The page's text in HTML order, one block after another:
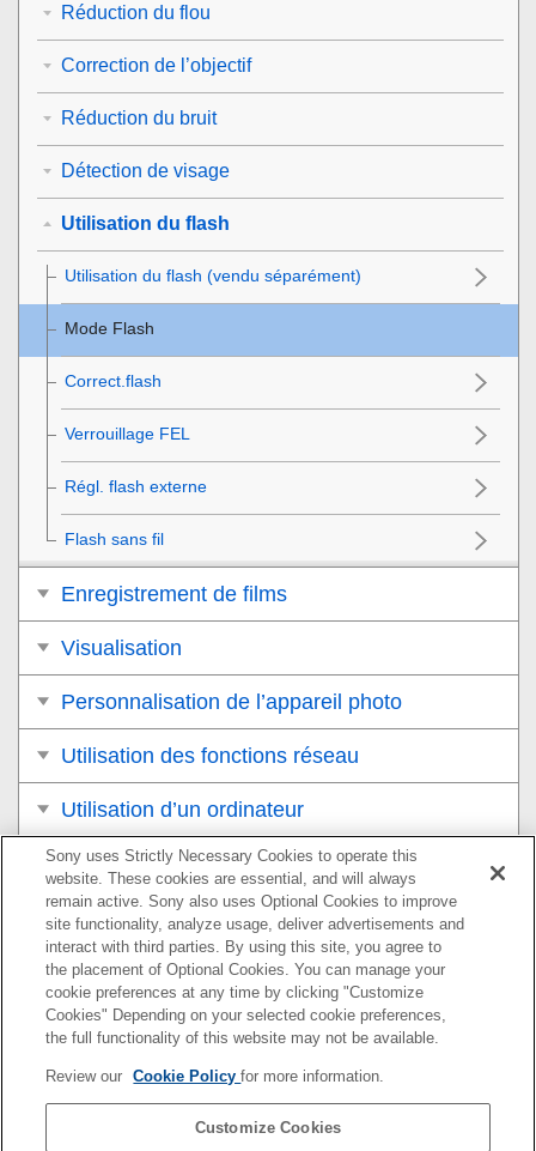
Réduction du flou
Correction de l’objectif
Réduction du bruit
Détection de visage
Utilisation du flash
Utilisation du flash (vendu séparément)
Mode Flash
Correct.flash
Verrouillage FEL
Régl. flash externe
Flash sans fil
Enregistrement de films
Visualisation
Personnalisation de l’appareil photo
Utilisation des fonctions réseau
Utilisation d’un ordinateur
Liste des éléments du MENU
Précautions/Le produit
Si vous avez des problèmes
Pour plus d’informations sur la conformité aux lois sur
Sony uses Strictly Necessary Cookies to operate this
website. These cookies are essential, and will always
remain active. Sony also uses Optional Cookies to improve
site functionality, analyze usage, deliver advertisements and
interact with third parties. By using this site, you agree to
the placement of Optional Cookies. You can manage your
cookie preferences at any time by clicking "Customize
Cookies" Depending on your selected cookie preferences,
the full functionality of this website may not be available.
Review our Cookie Policyfor more information.
Customize Cookies